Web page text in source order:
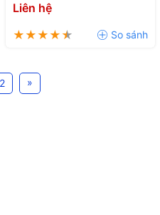
Liên hệ
2 »